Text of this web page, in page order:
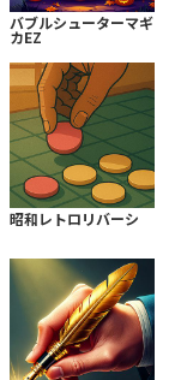
バブルシューターマギ
カEZ
昭和レトロリバーシ